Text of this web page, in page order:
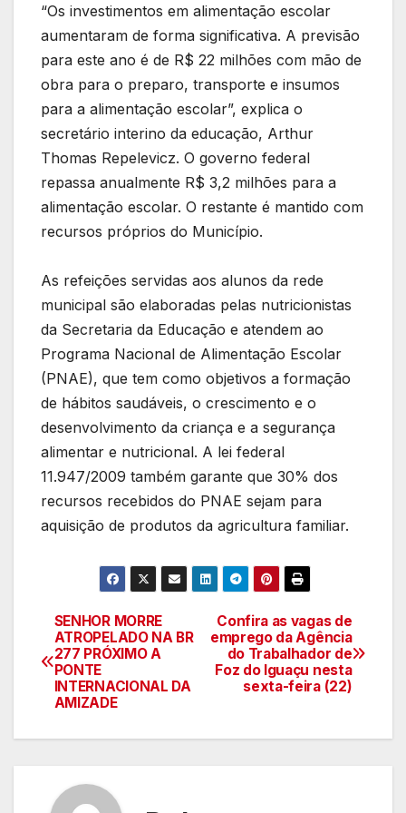
“Os investimentos em alimentação escolar
aumentaram de forma significativa. A previsão
para este ano é de R$ 22 milhões com mão de
obra para o preparo, transporte e insumos
para a alimentação escolar”, explica o
secretário interino da educação, Arthur
Thomas Repelevicz. O governo federal
repassa anualmente R$ 3,2 milhões para a
alimentação escolar. O restante é mantido com
recursos próprios do Município.
As refeições servidas aos alunos da rede
municipal são elaboradas pelas nutricionistas
da Secretaria da Educação e atendem ao
Programa Nacional de Alimentação Escolar
(PNAE), que tem como objetivos a formação
de hábitos saudáveis, o crescimento e o
desenvolvimento da criança e a segurança
alimentar e nutricional. A lei federal
11.947/2009 também garante que 30% dos
recursos recebidos do PNAE sejam para
aquisição de produtos da agricultura familiar.
Navegação
de
artigos
Confira as vagas de
emprego da Agência
do Trabalhador de
Foz do Iguaçu nesta
sexta-feira (22)
SENHOR MORRE
ATROPELADO NA BR
277 PRÓXIMO A
PONTE
INTERNACIONAL DA
AMIZADE